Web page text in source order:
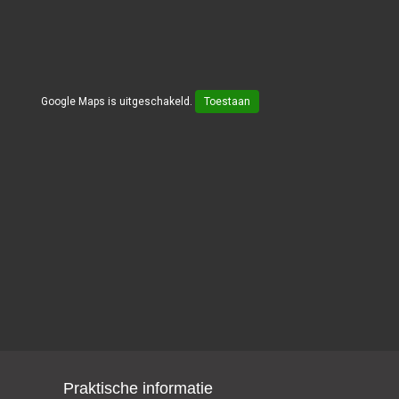
Google Maps is uitgeschakeld. Toestaan
Praktische informatie